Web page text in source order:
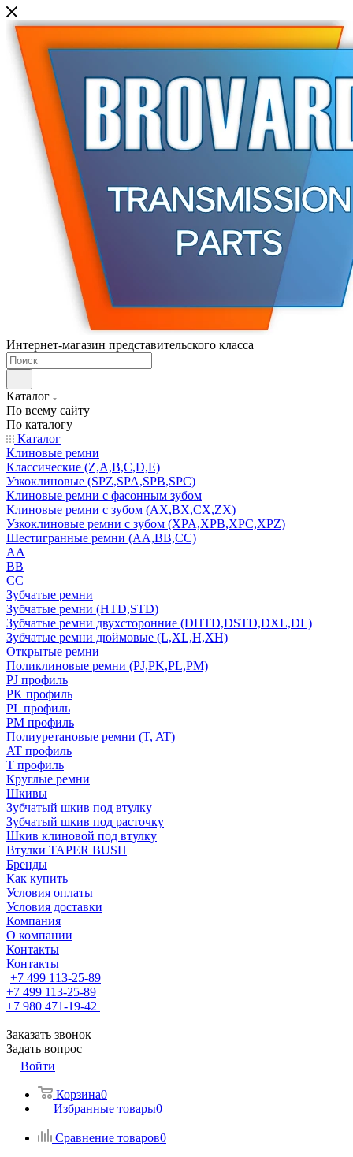
Интернет-магазин представительского класса
Каталог
По всему сайту
По каталогу
Каталог
Клиновые ремни
Классические (Z,A,B,C,D,E)
Узкоклиновые (SPZ,SPA,SPB,SPC)
Клиновые ремни с фасонным зубом
Клиновые ремни с зубом (AX,BX,CX,ZX)
Узкоклиновые ремни с зубом (XPA,XPB,XPC,XPZ)
Шестигранные ремни (AA,BB,CC)
AA
BB
CC
Зубчатые ремни
Зубчатые ремни (HTD,STD)
Зубчатые ремни двухсторонние (DHTD,DSTD,DXL,DL)
Зубчатые ремни дюймовые (L,XL,H,XH)
Открытые ремни
Поликлиновые ремни (PJ,PK,PL,PM)
PJ профиль
PK профиль
PL профиль
PM профиль
Полиуретановые ремни (T, AT)
AT профиль
T профиль
Круглые ремни
Шкивы
Зубчатый шкив под втулку
Зубчатый шкив под расточку
Шкив клиновой под втулку
Втулки TAPER BUSH
Бренды
Как купить
Условия оплаты
Условия доставки
Компания
О компании
Контакты
Контакты
+7 499 113-25-89
+7 499 113-25-89
+7 980 471-19-42
Заказать звонок
Задать вопрос
Войти
Корзина0
Избранные товары0
Сравнение товаров0